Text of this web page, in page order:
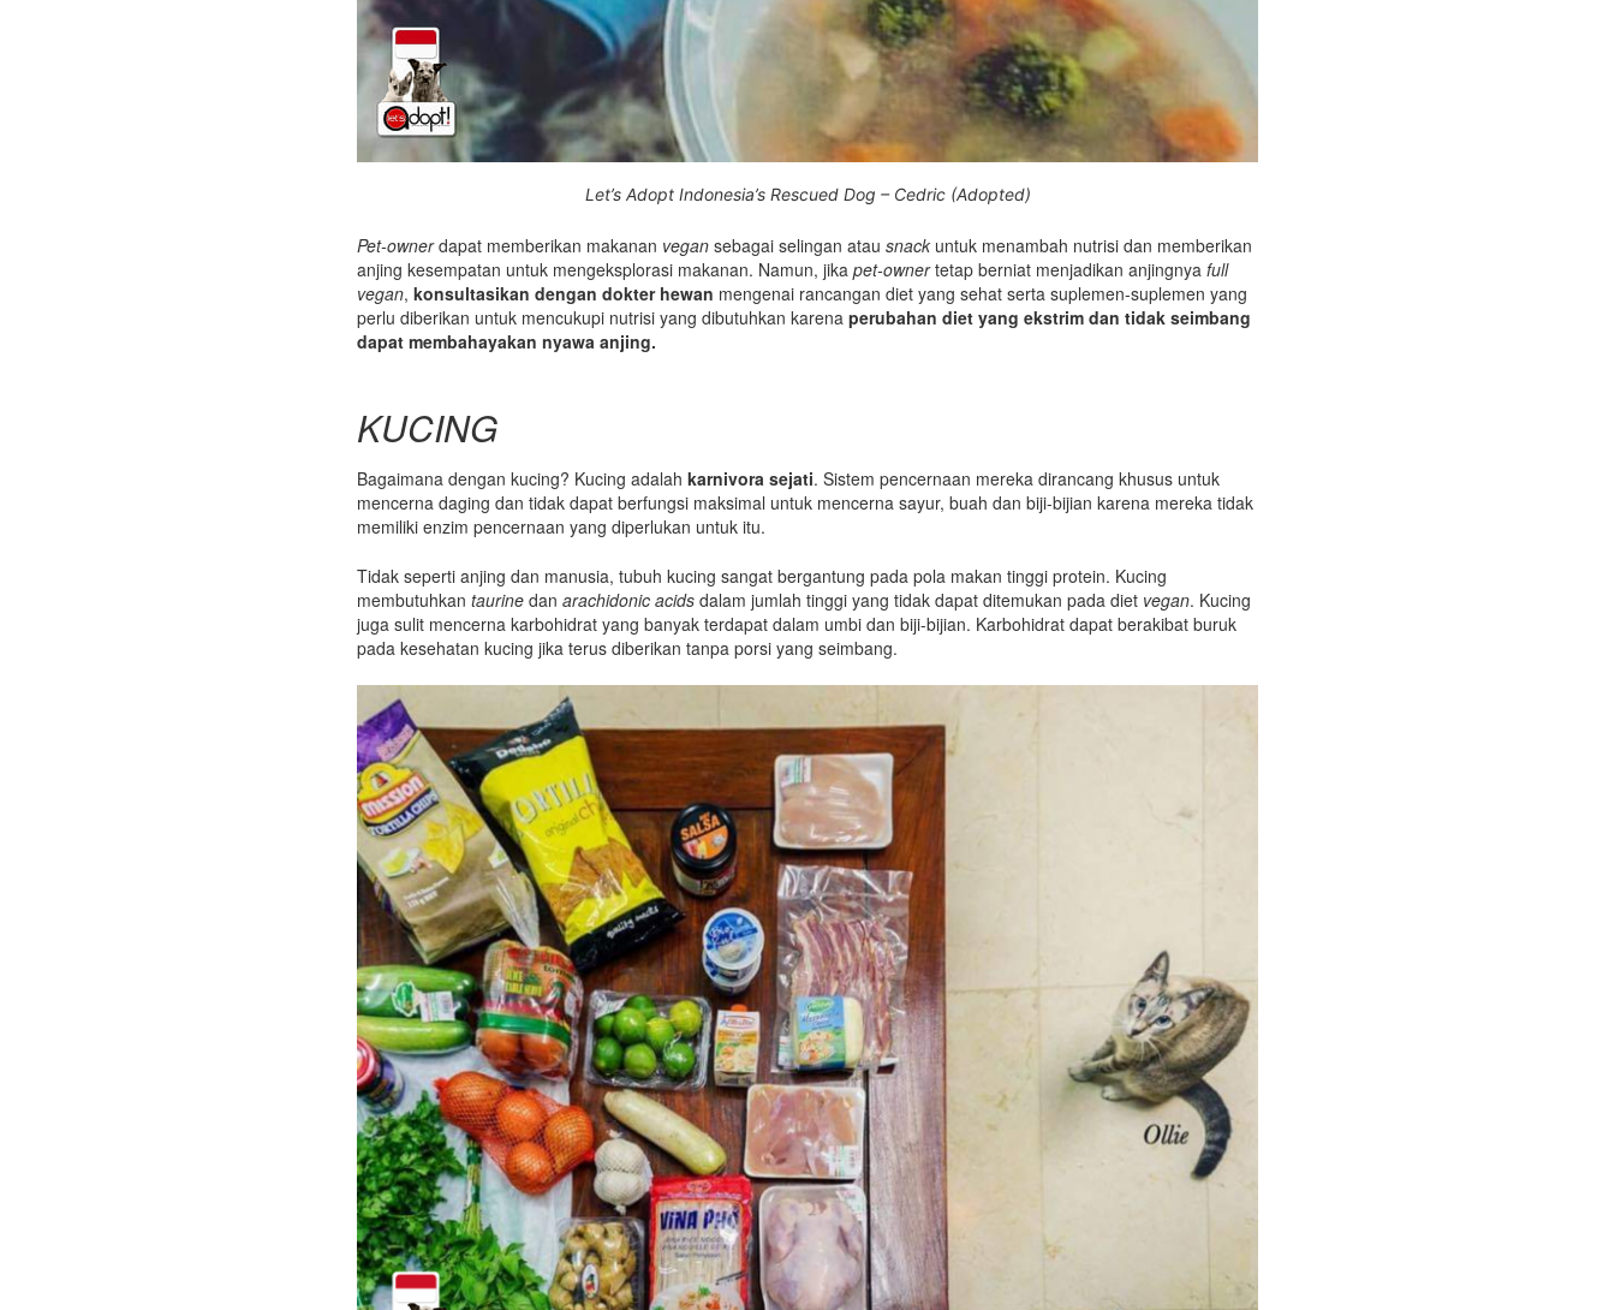
Let’s Adopt Indonesia’s Rescued Dog – Cedric (Adopted)
Pet-ownerdapat memberikan makanan vegan sebagai selingan atau snack untuk menambah nutrisi dan memberikan
anjing kesempatan untuk mengeksplorasi makanan. Namun, jika pet-ownertetap berniat menjadikan anjingnya full
vegan, konsultasikan dengan dokter hewan mengenai rancangan diet yang sehat serta suplemen-suplemen yang
perlu diberikan untuk mencukupi nutrisi yang dibutuhkan karena perubahan diet yang ekstrim dan tidak seimbang
dapat membahayakan nyawa anjing.
KUCING
Bagaimana dengan kucing? Kucing adalah karnivora sejati. Sistem pencernaan mereka dirancang khusus untuk
mencerna daging dan tidak dapat berfungsi maksimal untuk mencerna sayur, buah dan biji-bijian karena mereka tidak
memiliki enzim pencernaan yang diperlukan untuk itu.
Tidak seperti anjing dan manusia, tubuh kucing sangat bergantung pada pola makan tinggi protein. Kucing
membutuhkan taurine dan arachidonic acids dalam jumlah tinggi yang tidak dapat ditemukan pada diet vegan. Kucing
juga sulit mencerna karbohidrat yang banyak terdapat dalam umbi dan biji-bijian. Karbohidrat dapat berakibat buruk
pada kesehatan kucing jika terus diberikan tanpa porsi yang seimbang.